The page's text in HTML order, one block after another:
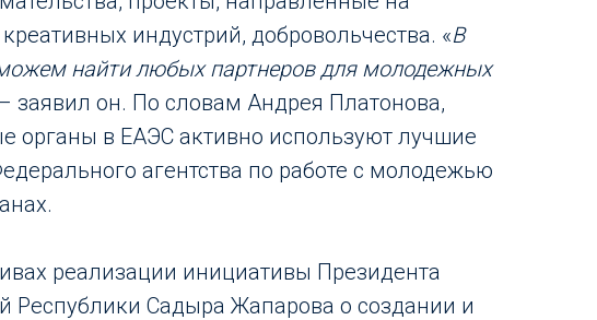
индустрий, добровольчества. «В
найти любых партнеров для молодежных
заявил он. По словам Андрея Платонова,
органы в ЕАЭС активно используют лучшие
агентства по работе с молодежью
реализации инициативы Президента
Республики Садыра Жапарова о создании и